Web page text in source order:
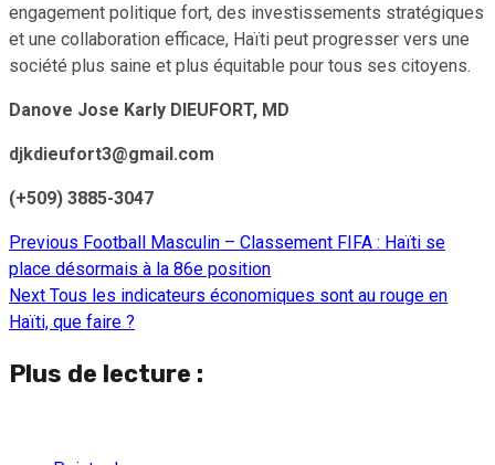
engagement politique fort, des investissements stratégiques
et une collaboration efficace, Haïti peut progresser vers une
société plus saine et plus équitable pour tous ses citoyens.
Danove Jose Karly DIEUFORT, MD
djkdieufort3@gmail.com
(+509) 3885-3047
Continue
Reading
Previous Football Masculin – Classement FIFA : Haïti se
place désormais à la 86e position
Next Tous les indicateurs économiques sont au rouge en
Haïti, que faire ?
Plus de lecture :